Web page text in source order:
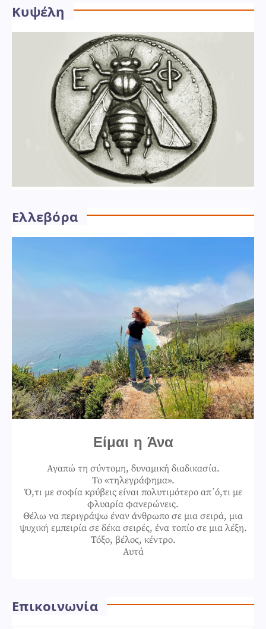
Κυψέλη
Ελλεβόρα
Είμαι η Άνα
Αγαπώ τη σύντομη, δυναμική διαδικασία.
Το «τηλεγράφημα».
Ό,τι με σοφία κρύβεις είναι πολυτιμότερο απ΄ό,τι με
φλυαρία φανερώνεις.
Θέλω να περιγράψω έναν άνθρωπο σε μια σειρά, μια
ψυχική εμπειρία σε δέκα σειρές, ένα τοπίο σε μια λέξη.
Τόξο, βέλος, κέντρο.
Αυτά
Επικοινωνία